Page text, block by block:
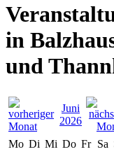
in
und
Juni
2026
Mo Di Mi Do Fr Sa